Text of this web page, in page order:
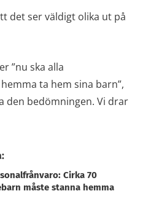
det ser väldigt olika ut på
”nu ska alla
ta hem sina barn”,
den bedömningen. Vi drar
Cirka 70
måste stanna hemma